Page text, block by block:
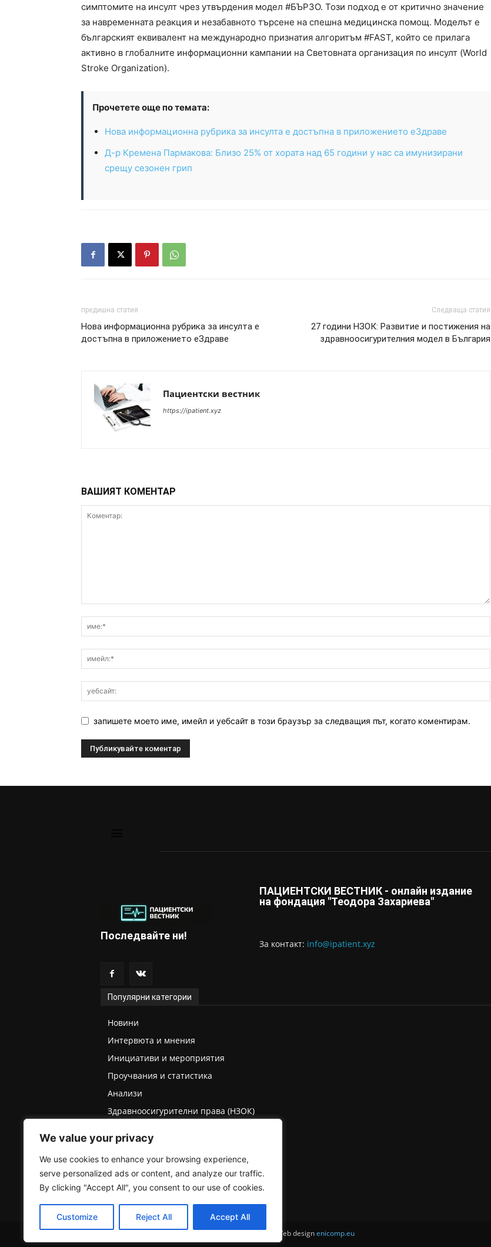
We value your privacy
We use cookies to enhance your browsing experience,
serve personalized ads or content, and analyze our traffic.
By clicking "Accept All", you consent to our use of cookies.
Customize Reject All Accept All
симптомите на инсулт чрез утвърдения модел #БЪРЗО. Този подход е от критично значение
за навременната реакция и незабавното търсене на спешна медицинска помощ. Моделът е
българският еквивалент на международно признатия алгоритъм #FAST, който се прилага
активно в глобалните информационни кампании на Световната организация по инсулт (World
Stroke Organization).
Прочетете още по темата:
Нова информационна рубрика за инсулта е достъпна в приложението еЗдраве
Д-р Кремена Пармакова: Близо 25% от хората над 65 години у нас са имунизирани
срещу сезонен грип
предишна статия
Нова информационна рубрика за инсулта е
достъпна в приложението еЗдраве
Следваща статия
27 години НЗОК: Развитие и постижения на
здравноосигурителния модел в България
Пациентски вестник
https://ipatient.xyz
ВАШИЯТ КОМЕНТАР
запишете моето име, имейл и уебсайт в този браузър за следващия път, когато коментирам.
Последвайте ни!
ПАЦИЕНТСКИ ВЕСТНИК - онлайн издание
на фондация "Теодора Захариева"
За контaкт: info@ipatient.xyz
Популярни категории
Новини
Интервюта и мнения
Инициативи и мероприятия
Проучвания и статистика
Анализи
Здравноосигурителни права (НЗОК)
Медицинска експертиза (ТЕЛК/НЕЛК)
2025 © Пациентски вестник. Всички права запазени . Web designenicomp.eu